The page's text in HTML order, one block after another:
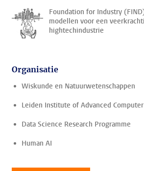
Foundation for Industry
modellen voor een
hightechindustrie
Organisatie
Wiskunde en Natuurwetenschappen
Leiden Institute of Advanced
Data Science Research Programme
Human AI